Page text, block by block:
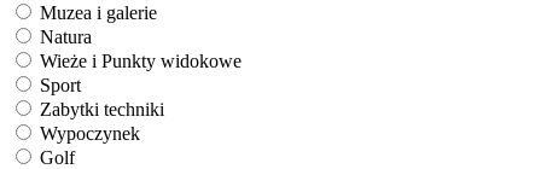
Muzea i galerie
Natura
Wieże i Punkty widokowe
Sport
Zabytki techniki
Wypoczynek
Golf